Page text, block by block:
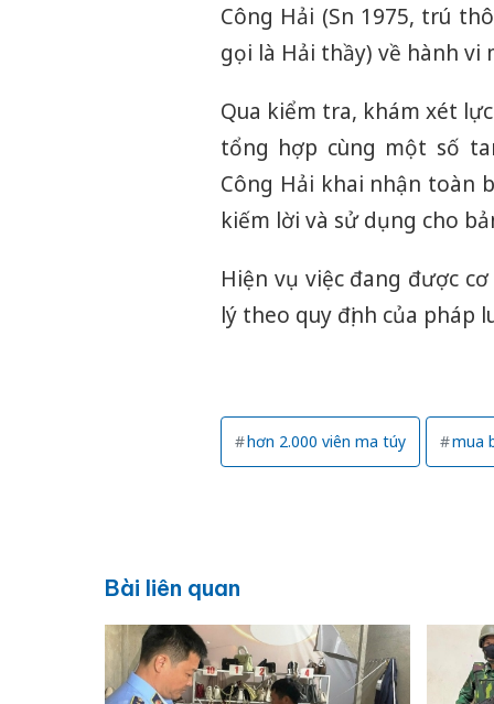
Công Hải (Sn 1975, trú
gọi là Hải thầy) về hành vi
Qua kiểm tra, khám xét
tổng hợp cùng một số
Công Hải khai nhận toàn
kiếm lời và sử dụng cho
Hiện vụ việc đang được
lý theo quy định của pháp
hơn 2.000 viên ma túy mua
Bài liên quan